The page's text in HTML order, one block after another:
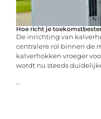
Hoe richt je
De inrichting van
centralere rol binnen de
kalverhokken vroeger
wordt nu steeds
...